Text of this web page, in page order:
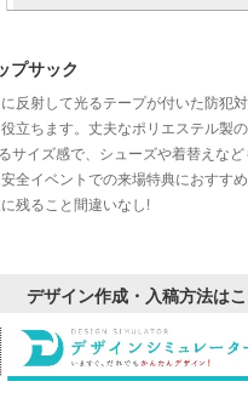
プサック
反射して光るテープが付いた防犯
立ちます。丈夫なポリエステル製
イズ感で、シューズや着替えなど
全イベントでの来場特典におすす
残ること間違いなし!
デザイン作成・入稿方法は